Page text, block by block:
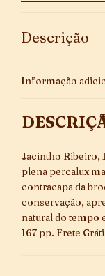
Descrição
Informação
Jacintho Ribeiro,
plena percalux
contracapa da
conservação,
natural do tempo
167 pp. Frete